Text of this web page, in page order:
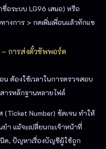
อระบบ LG96 เสมอ) หรือ
างการ > กดเพิ่มเพื่อนแล้วทักแช
การส่งตั๋วซัพพอร์ต
ต้องใช้เวลาในการตรวจสอบ
ารหลักฐานหลายไฟล์
(Ticket Number) ชัดเจน ทำให้
ำ แม้จะเปลี่ยนกะเจ้าหน้าที่
ค, ปัญหาเรื่องบัญชีผู้ใช้ถูก